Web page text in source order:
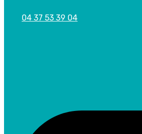
04 37 53 39 04